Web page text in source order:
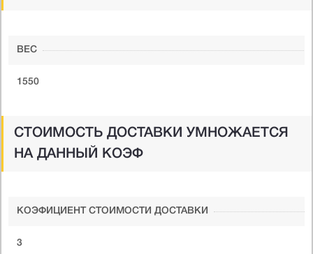
ВЕС
1550
СТОИМОСТЬ ДОСТАВКИ УМНОЖАЕТСЯ
НА ДАННЫЙ КОЭФ
КОЭФИЦИЕНТ СТОИМОСТИ ДОСТАВКИ
3